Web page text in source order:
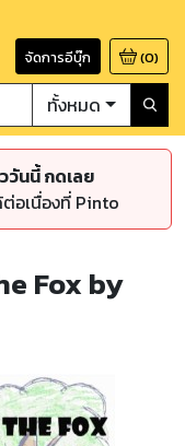
จัดการอีบุ๊ก (0)
ทั้งหมด
วันนี้ กดเลย
อเนื่องที่ Pinto
Fox by